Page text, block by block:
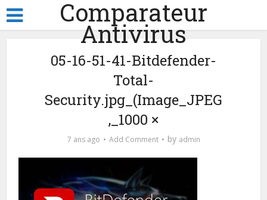
Comparateur
Antivirus
05-16-51-41-Bitdefender-
Total-
Security.jpg_(Image_JPEG
,_1000 ×
7 ans ago Add Comment by admin